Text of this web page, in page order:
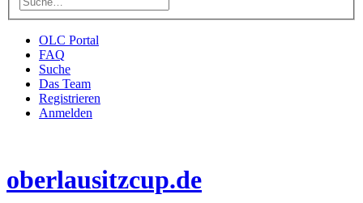
OLC Portal
FAQ
Suche
Das Team
Registrieren
Anmelden
oberlausitzcup.de